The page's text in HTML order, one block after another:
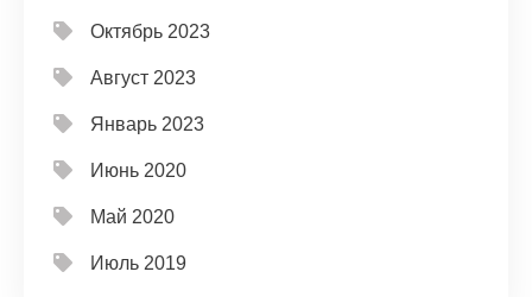
Октябрь 2023
Август 2023
Январь 2023
Июнь 2020
Май 2020
Июль 2019